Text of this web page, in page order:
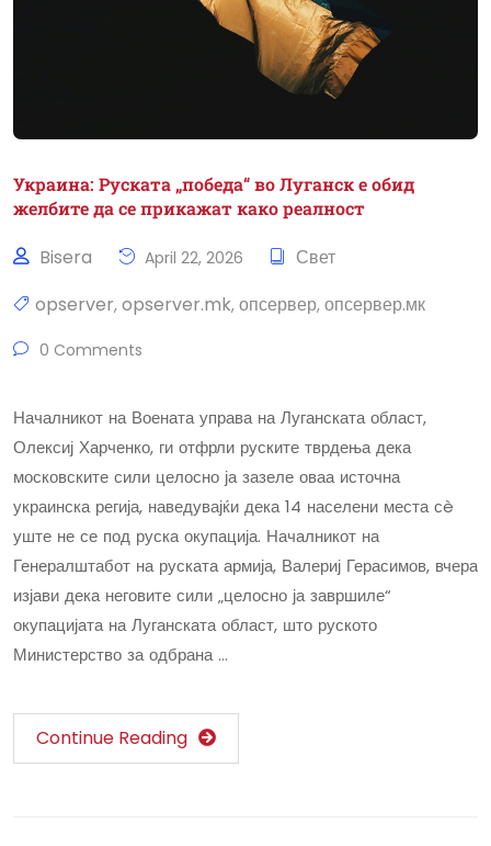
Украина: Руската „победа“ во Луганск е обид
желбите да се прикажат како реалност
Bisera April 22, 2026
Свет
opserver, opserver.mk, опсервер, опсервер.мк
0 Comments
Началникот на Воената управа на Луганската област,
Олексиј Харченко, ги отфрли руските тврдења дека
московските сили целосно ја зазеле оваа источна
украинска регија, наведувајќи дека 14 населени места сè
уште не се под руска окупација. Началникот на
Генералштабот на руската армија, Валериј Герасимов, вчера
изјави дека неговите сили „целосно ја завршиле“
окупацијата на Луганската област, што руското
Министерство за одбрана …
Continue Reading